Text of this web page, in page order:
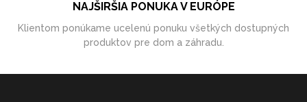
NAJŠIRŠIA PONUKA V EURÓPE
Klientom ponúkame ucelenú ponuku všetkých dostupných
produktov pre dom a záhradu.